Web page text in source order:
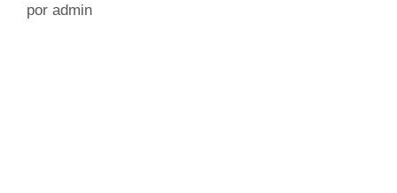
por admin